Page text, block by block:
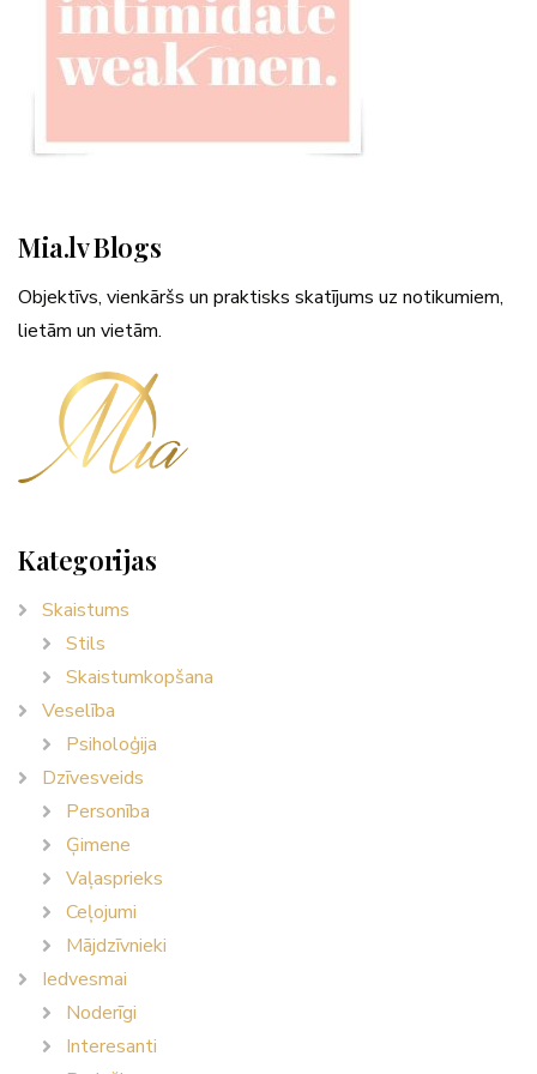
Mia.lv Blogs
Objektīvs, vienkāršs un praktisks skatījums uz notikumiem,
lietām un vietām.
Kategorijas
Skaistums
Stils
Skaistumkopšana
Veselība
Psiholoģija
Dzīvesveids
Personība
Ģimene
Vaļasprieks
Ceļojumi
Mājdzīvnieki
Iedvesmai
Noderīgi
Interesanti